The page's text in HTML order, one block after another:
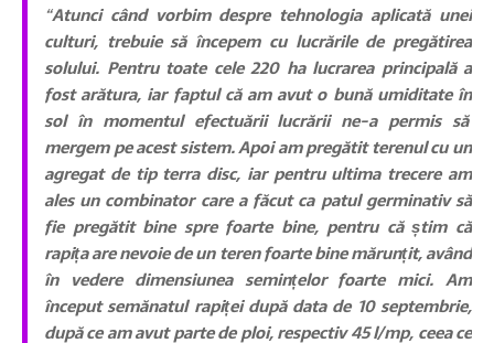
“Atunci când vorbim despre tehnologia aplicată unei
culturi, trebuie să începem cu lucrările de pregătirea
solului. Pentru toate cele 220 ha lucrarea principală a
fost arătura, iar faptul că am avut o bună umiditate în
sol în momentul efectuării lucrării ne-a permis să
mergem pe acest sistem. Apoi am pregătit terenul cu un
agregat de tip terra disc, iar pentru ultima trecere am
ales un combinator care a făcut ca patul germinativ să
fie pregătit bine spre foarte bine, pentru că știm că
rapița are nevoie de un teren foarte bine mărunțit, având
în vedere dimensiunea semințelor foarte mici. Am
început semănatul rapiței după data de 10 septembrie,
după ce am avut parte de ploi, respectiv 45 l/mp, ceea ce